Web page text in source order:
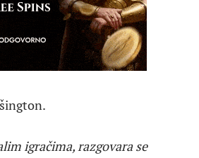
igračima, razgovara se